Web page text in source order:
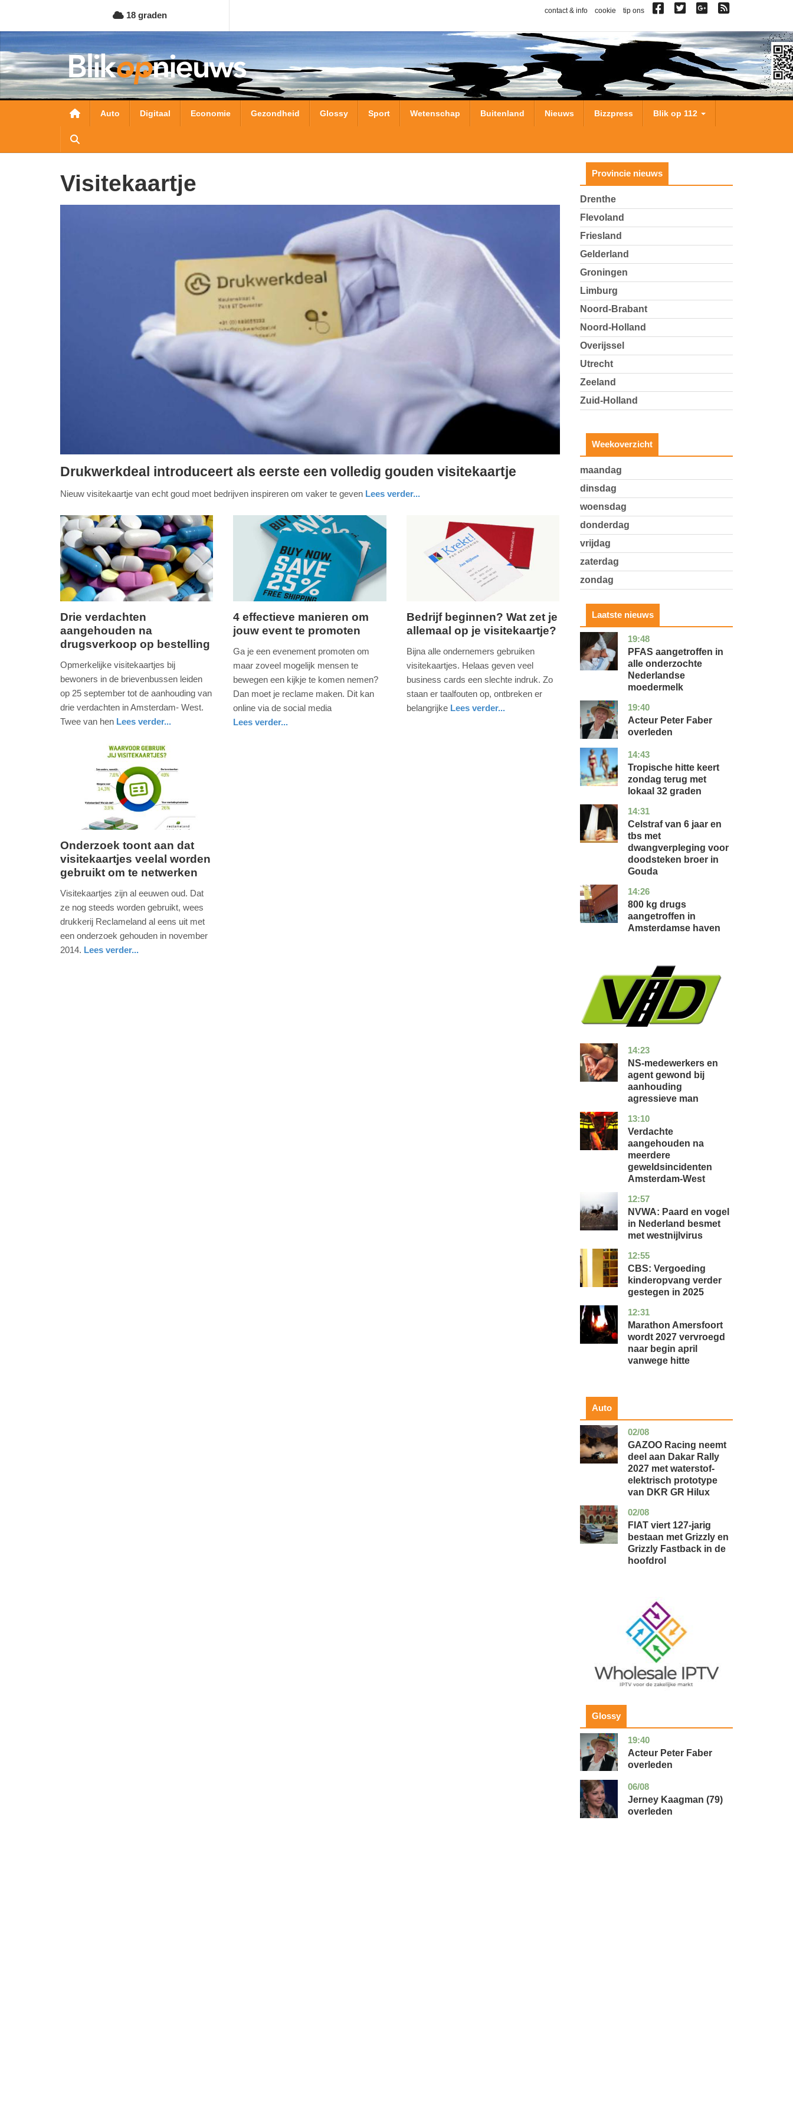
naar
de
inhoud
gaan
18 graden contact & info cookie tip ons
Hoofdnavigatie
Auto Digitaal Economie Gezondheid Glossy Sport Wetenschap Buitenland Nieuws Bizzpress Blik op 112
visitekaartje
3.
2026
-
15:53
Update:
03-
06-
17:11
Drukwerkdeal introduceert als eerste een volledig gouden visitekaartje
Nieuw visitekaartje van echt goud moet bedrijven inspireren om vaker te geven Lees verder...
donderdag,
2.
2025
14:04
Drie verdachten
aangehouden na
drugsverkoop op bestelling
Opmerkelijke visitekaartjes bij
bewoners in de brievenbussen leiden
op 25 september tot de aanhouding van
drie verdachten in Amsterdam- West.
Twee van hen Lees verder...
maandag,
september
4 effectieve manieren om
jouw event te promoten
Ga je een evenement promoten om
maar zoveel mogelijk mensen te
bewegen een kijkje te komen nemen?
Dan moet je reclame maken. Dit kan
online via de social media
Lees verder...
donderdag,
juni
Bedrijf beginnen? Wat zet je
allemaal op je visitekaartje?
Bijna alle ondernemers gebruiken
visitekaartjes. Helaas geven veel
business cards een slechte indruk. Zo
staan er taalfouten op, ontbreken er
belangrijke Lees verder...
vrijdag,
11.
Onderzoek toont aan dat
visitekaartjes veelal worden
gebruikt om te netwerken
Visitekaartjes zijn al eeuwen oud. Dat
ze nog steeds worden gebruikt, wees
drukkerij Reclameland al eens uit met
een onderzoek gehouden in november
2014. Lees verder...
Provincie nieuws
Drenthe
Flevoland
Friesland
Gelderland
Groningen
Limburg
Noord-Brabant
Noord-Holland
Overijssel
Utrecht
Zeeland
Zuid-Holland
Weekoverzicht
maandag
dinsdag
woensdag
donderdag
vrijdag
zaterdag
zondag
Laatste nieuws
19:48
utrecht
gezondheid
PFAS aangetroffen in
alle onderzochte
Nederlandse
moedermelk
19:40
noord-
holland
glossy
Acteur Peter Faber
overleden
14:43
utrecht
nieuws
Tropische hitte keert
zondag terug met
lokaal 32 graden
14:31
zuid-
holland
nieuws
Celstraf van 6 jaar en
tbs met
dwangverpleging voor
doodsteken broer in
Gouda
14:26
noord-
holland
nieuws
800 kg drugs
aangetroffen in
Amsterdamse haven
14:23
flevoland
nieuws
NS-medewerkers en
agent gewond bij
aanhouding
agressieve man
13:10
noord-
holland
nieuws
Verdachte
aangehouden na
meerdere
geweldsincidenten
Amsterdam-West
12:57
utrecht
nieuws
NVWA: Paard en vogel
in Nederland besmet
met westnijlvirus
12:55
zuid-
holland
economie
CBS: Vergoeding
kinderopvang verder
gestegen in 2025
12:31
utrecht
nieuws
Marathon Amersfoort
wordt 2027 vervroegd
naar begin april
vanwege hitte
Auto
02/08
auto
GAZOO Racing neemt
deel aan Dakar Rally
2027 met waterstof-
elektrisch prototype
van DKR GR Hilux
02/08
auto
FIAT viert 127-jarig
bestaan met Grizzly en
Grizzly Fastback in de
hoofdrol
Glossy
19:40
noord-
holland
glossy
Acteur Peter Faber
overleden
06/08
noord-
holland
glossy
Jerney Kaagman (79)
overleden